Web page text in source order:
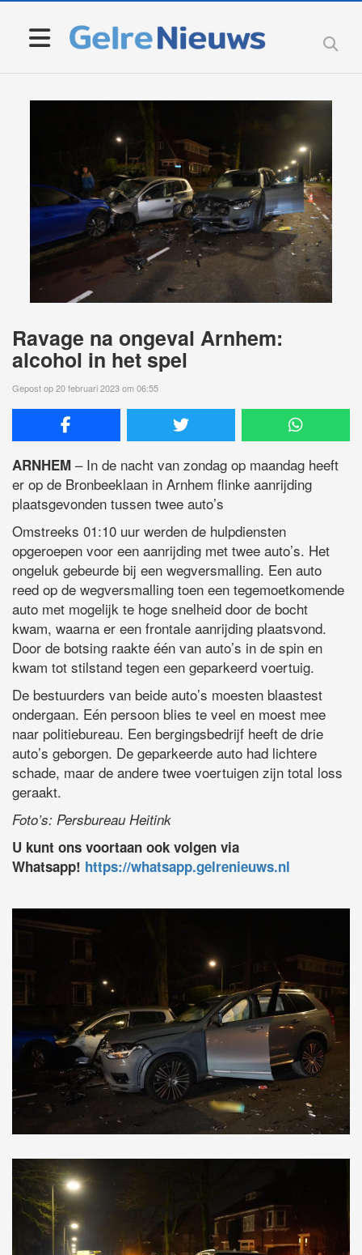
Ravage na ongeval Arnhem:
alcohol in het spel
Gepost op 20 februari 2023 om 06:55
ARNHEM – In de nacht van zondag op maandag heeft
er op de Bronbeeklaan in Arnhem flinke aanrijding
plaatsgevonden tussen twee auto’s
Omstreeks 01:10 uur werden de hulpdiensten
opgeroepen voor een aanrijding met twee auto’s. Het
ongeluk gebeurde bij een wegversmalling. Een auto
reed op de wegversmalling toen een tegemoetkomende
auto met mogelijk te hoge snelheid door de bocht
kwam, waarna er een frontale aanrijding plaatsvond.
Door de botsing raakte één van auto’s in de spin en
kwam tot stilstand tegen een geparkeerd voertuig.
De bestuurders van beide auto’s moesten blaastest
ondergaan. Eén persoon blies te veel en moest mee
naar politiebureau. Een bergingsbedrijf heeft de drie
auto’s geborgen. De geparkeerde auto had lichtere
schade, maar de andere twee voertuigen zijn total loss
geraakt.
Foto’s: Persbureau Heitink
U kunt ons voortaan ook volgen via
Whatsapp! https://whatsapp.gelrenieuws.nl